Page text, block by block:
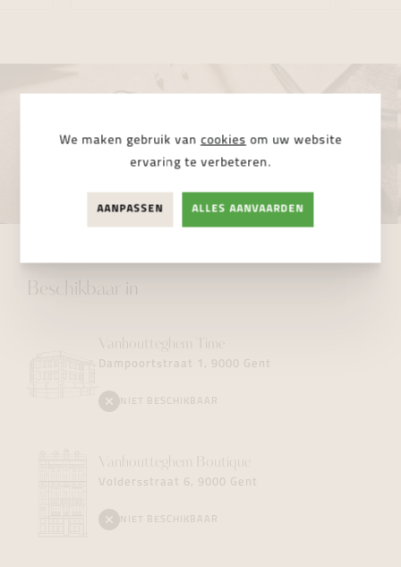
Beschikbaar in
Vanhoutteghem
Dampoortstraat 1, 9000 Gent
NIET BESCHIKBAAR
Vanhoutteghem Boutique
Voldersstraat 6, 9000 Gent
NIET BESCHIKBAAR
We maken gebruik van cookies om uw website
ervaring te verbeteren.
AANPASSEN ALLES AANVAARDEN